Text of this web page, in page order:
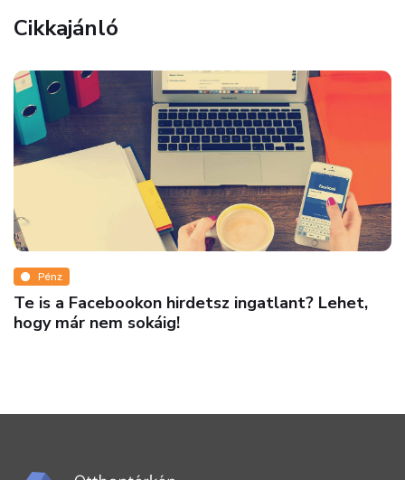
Cikkajánló
Pénz
Te is a Facebookon hirdetsz ingatlant? Lehet,
hogy már nem sokáig!